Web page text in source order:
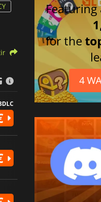
for the
4